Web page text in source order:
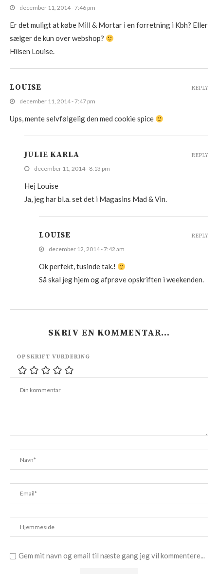
december 11, 2014 - 7:46 pm
Er det muligt at købe Mill & Mortar i en forretning i Kbh? Eller
sælger de kun over webshop?
Hilsen Louise.
LOUISE
december 11, 2014 - 7:47 pm
Ups, mente selvfølgelig den med cookie spice
REPLY
JULIE KARLA
december 11, 2014 - 8:13 pm
Hej Louise
Ja, jeg har bl.a. set det i Magasins Mad & Vin.
REPLY
LOUISE
december 12, 2014 - 7:42 am
Ok perfekt, tusinde tak.!
Så skal jeg hjem og afprøve opskriften i weekenden.
REPLY
SKRIV EN KOMMENTAR…
OPSKRIFT VURDERING
Gem mit navn og email til næste gang jeg vil kommentere...